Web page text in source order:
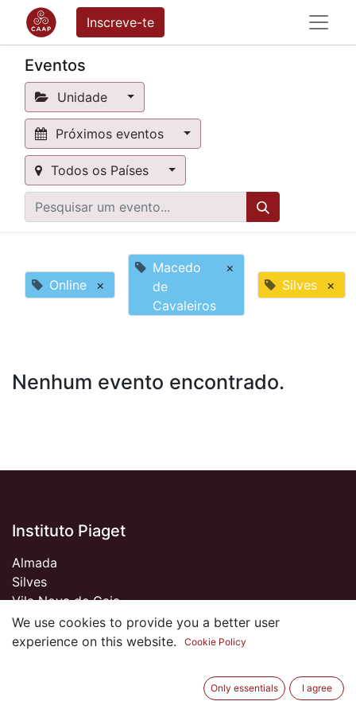
Inscreve-te
Eventos
Unidade
Próximos eventos
Todos os Países
Online ×
Macedo
de
Cavaleiros
×
Silves
×
Nenhum evento encontrado.
Instituto Piaget
Almada
Silves
Vila Nova de Gaia
Viseu
We use cookies to provide you a better user
experience on this website.
Cookie Policy
Only essentials I agree